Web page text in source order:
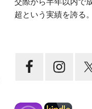
超という実績を誇る